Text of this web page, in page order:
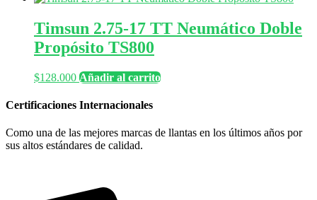
Timsun 2.75-17 TT Neumático Doble
Propósito TS800
$128.000 Añadir al carrito
Certificaciones Internacionales
Como una de las mejores marcas de llantas en los últimos años por
sus altos estándares de calidad.